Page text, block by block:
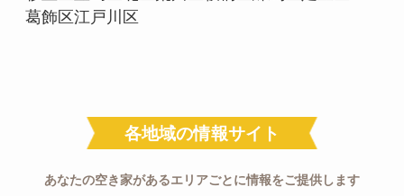
葛飾区江戸川区
各地域の情報サイト
あなたの空き家があるエリアごとに情報をご提供します